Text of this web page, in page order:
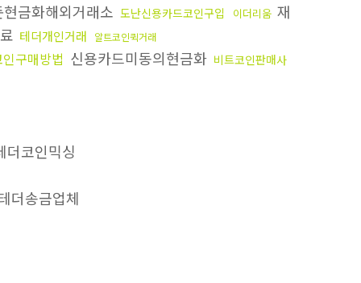
현금화해외거래소 도난신용카드코인구입 이더리움 재
테더개인거래 알트코인퀵거래
구매방법 신용카드미동의현금화 비트코인판매사
코인믹싱
더송금업체